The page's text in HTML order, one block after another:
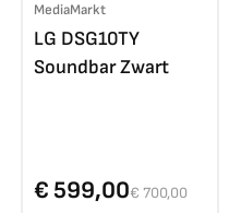
MediaMarkt
LG DSG10TY
Soundbar Zwart
€ 599,00€ 700,00